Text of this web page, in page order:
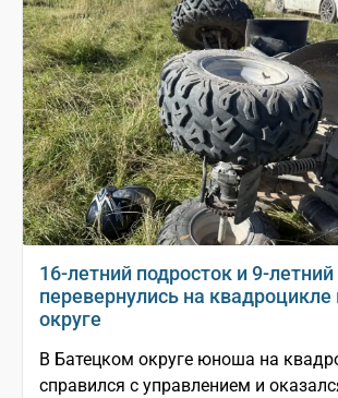
16-летний подросток и 9-
перевернулись на
округе
В Батецком округе юноша на
справился с управлением и